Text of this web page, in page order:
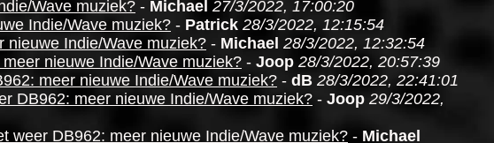
Wave muziek? - Michael 27/3/2022, 17:00:20
Indie/Wave muziek? - Patrick 28/3/2022, 12:15:54
nieuwe Indie/Wave muziek? - Michael 28/3/2022, 12:32:54
nieuwe Indie/Wave muziek? - Joop 28/3/2022, 20:57:39
meer nieuwe Indie/Wave muziek? - dB 28/3/2022, 22:41:01
DB962: meer nieuwe Indie/Wave muziek? - Joop 29/3/2022,
weer DB962: meer nieuwe Indie/Wave muziek? - Michael